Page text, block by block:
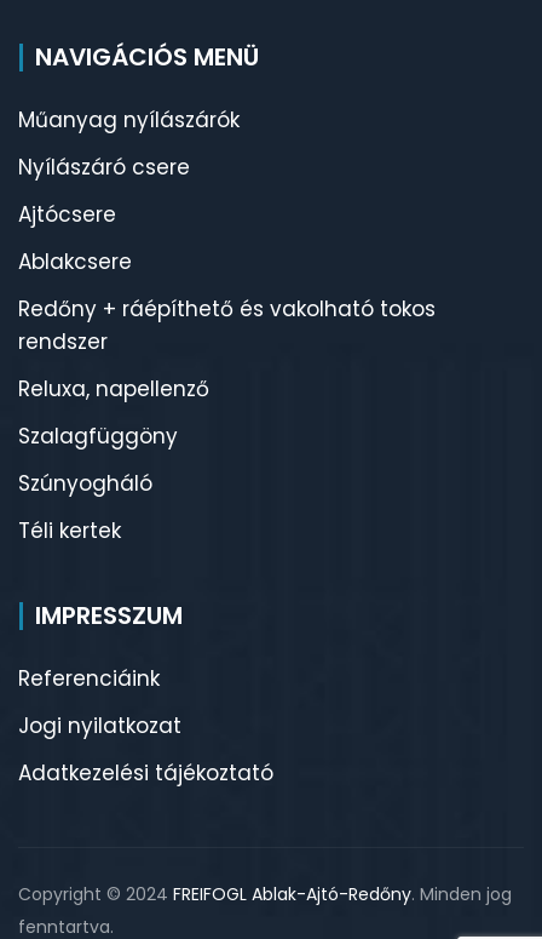
NAVIGÁCIÓS MENÜ
Műanyag nyílászárók
Nyílászáró csere
Ajtócsere
Ablakcsere
Redőny + ráépíthető és vakolható tokos
rendszer
Reluxa, napellenző
Szalagfüggöny
Szúnyogháló
Téli kertek
IMPRESSZUM
Referenciáink
Jogi nyilatkozat
Adatkezelési tájékoztató
Copyright © 2024 FREIFOGL Ablak-Ajtó-Redőny. Minden jog
fenntartva.